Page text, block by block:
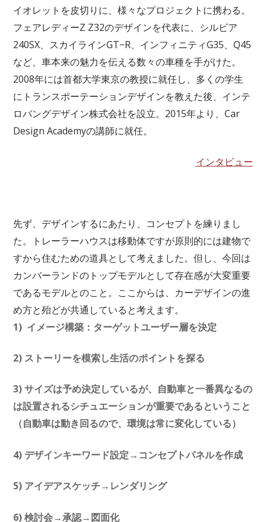
イオレットを皮切りに、様々なプロジェクトに携わる。
フェアレディーZ Z32のデザインを代表に、シルビア
240SX、スカイラインGT−R、インフィニティG35、Q45
など、車本来の魅力を伝える数々の車種を手がけた。
2008年には首都大学東京の教授に就任し、多くの学生
にトランスポーテーションデザインを教えた後、インテ
ロバングデザイン株式会社を設立。2015年より、Car
Design Academyの講師に就任。
インタビュー
先ず、デザインするにあたり、コンセプトを練りまし
た。トレーラーハウスは移動体ですが原則的には建物で
すから住むための道具として考えました。但し、今回は
カンバーランドのトップモデルとして存在感が大変重要
であるモデルとのこと。 ここからは、カーデザインの進
め方と殆どが共通していると考えます。
1) イメージ構築：ターゲットユーザー層を決定
2) ストーリーを模索し生活のポイントを探る
3) サイズは予め決定しているが、自動車と一番異なるの
は設置されるシチュエーションが重要であるということ
（自動車は動き回るので、環境は常に変化している）
4) デザインキーワード設定→コンセプトパネルを作成
5) アイデアスケッチ→レンダリング
6) 検討会→承認→図面化